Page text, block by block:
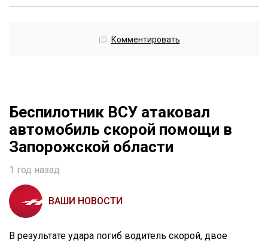
Комментировать
Беспилотник ВСУ атаковал
автомобиль скорой помощи в
Запорожской области
1 год назад
ВАШИ НОВОСТИ
В результате удара погиб водитель скорой, двое